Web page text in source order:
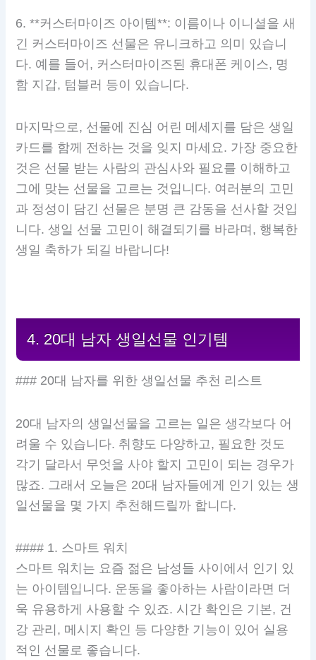
6. **커스터마이즈 아이템**: 이름이나 이니셜을 새
긴 커스터마이즈 선물은 유니크하고 의미 있습니
다. 예를 들어, 커스터마이즈된 휴대폰 케이스, 명
함 지갑, 텀블러 등이 있습니다.
마지막으로, 선물에 진심 어린 메세지를 담은 생일
카드를 함께 전하는 것을 잊지 마세요. 가장 중요한
것은 선물 받는 사람의 관심사와 필요를 이해하고
그에 맞는 선물을 고르는 것입니다. 여러분의 고민
과 정성이 담긴 선물은 분명 큰 감동을 선사할 것입
니다. 생일 선물 고민이 해결되기를 바라며, 행복한
생일 축하가 되길 바랍니다!
4. 20대 남자 생일선물 인기템
### 20대 남자를 위한 생일선물 추천 리스트
20대 남자의 생일선물을 고르는 일은 생각보다 어
려울 수 있습니다. 취향도 다양하고, 필요한 것도
각기 달라서 무엇을 사야 할지 고민이 되는 경우가
많죠. 그래서 오늘은 20대 남자들에게 인기 있는 생
일선물을 몇 가지 추천해드릴까 합니다.
#### 1. 스마트 워치
스마트 워치는 요즘 젊은 남성들 사이에서 인기 있
는 아이템입니다. 운동을 좋아하는 사람이라면 더
욱 유용하게 사용할 수 있죠. 시간 확인은 기본, 건
강 관리, 메시지 확인 등 다양한 기능이 있어 실용
적인 선물로 좋습니다.